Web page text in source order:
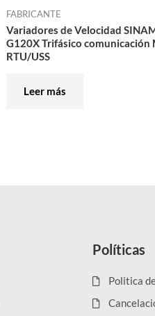
FABRICANTE
Variadores de Velocidad
G120X Trifásico comunicación
RTU/USS
Leer más
Políticas
Politica